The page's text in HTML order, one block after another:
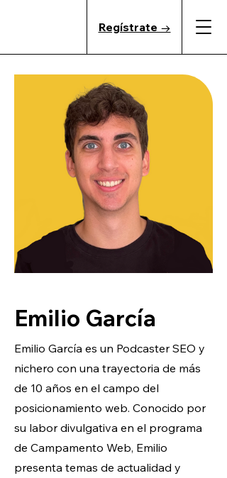
Regístrate →
Emilio García
Emilio García es un Podcaster SEO y
nichero con una trayectoria de más
de 10 años en el campo del
posicionamiento web. Conocido por
su labor divulgativa en el programa
de Campamento Web, Emilio
presenta temas de actualidad y